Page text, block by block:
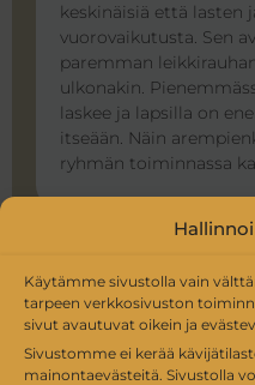
Käytämme sivustolla vain
tarpeen verkkosivuston
sivut avautuvat oikein ja
Sivustomme ei kerää
mainontaevästeitä. Sivustolla
keskinäisiä että lasten
vuorovaikutusta. Sen
paremman
ulkonakin.
laskee ja lapsilla on
itseään. Näin
ryhmän toiminnassa
© 2026